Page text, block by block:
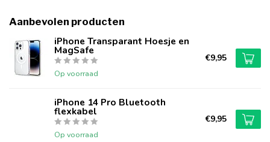
Aanbevolen producten
iPhone Transparant Hoesje en
MagSafe
Op voorraad
€9,95
iPhone 14 Pro Bluetooth
flexkabel
Op voorraad
€9,95